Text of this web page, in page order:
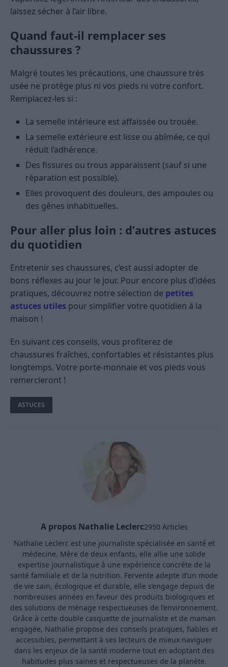
laissez sécher à l’air libre.
Quand faut-il remplacer ses
chaussures ?
Malgré toutes les précautions, une chaussure très
usée ne protège plus ni vos pieds ni votre confort.
Remplacez-les si :
La semelle intérieure est affaissée ou trouée.
La semelle extérieure est lisse ou abîmée, ce qui
réduit l’adhérence.
Des fissures ou trous apparaissent (sauf si une
réparation est possible).
Elles provoquent des douleurs, des ampoules ou
des gênes inhabituelles.
Pour aller plus loin : d’autres astuces
du quotidien
Entretenir ses chaussures, c’est aussi adopter de
bons réflexes au jour le jour. Pour encore plus d’idées
pratiques, découvrez notre sélection de petites
astuces utiles pour simplifier votre quotidien à la
maison !
En suivant ces conseils, vous profiterez de
chaussures fraîches, confortables et résistantes plus
longtemps. Votre porte-monnaie et vos pieds vous
remercieront !
ASTUCES
A propos Nathalie Leclerc2950 Articles
Nathalie Leclerc est une journaliste spécialisée en santé et
médecine. Mère de deux enfants, elle allie une solide
expertise journalistique à une expérience concrète de la
santé familiale et de la nutrition. Fervente adepte d’un mode
de vie sain, écologique et durable, elle s’engage depuis de
nombreuses années en faveur des produits biologiques et
des solutions de ménage respectueuses de l’environnement.
Grâce à cette double casquette de journaliste et de maman
engagée, Nathalie propose des conseils pratiques, fiables et
accessibles, permettant à ses lecteurs de mieux naviguer
dans les enjeux de la santé moderne tout en adoptant des
habitudes plus saines et respectueuses de la planète.